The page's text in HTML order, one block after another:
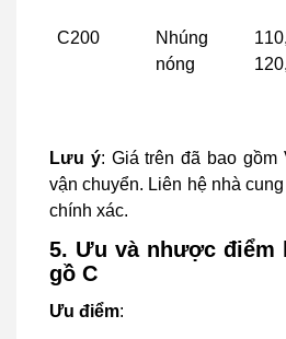
C200
Nhúng
nóng
Lưu ý: Giá trên đã bao gồm
vận chuyển. Liên hệ nhà
chính xác.
5. Ưu và nhược điểm
gồ C
Ưu điểm: